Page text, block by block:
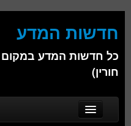
חדשות המדע
כל חדשות המדע במקום
חורין)
Main menu
Skip to primary content
Skip to secondary content